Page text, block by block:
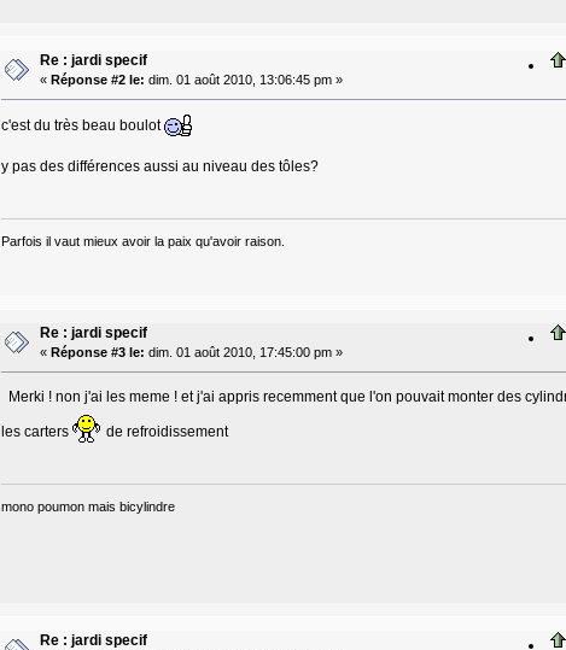
Re : jardi specif
« Réponse #2 le: dim. 01 août 2010, 13:06:45 pm »
c'est du très beau boulot
y pas des différences aussi au niveau des tôles?
Parfois il vaut mieux avoir la paix qu'avoir raison.
Re : jardi specif
« Réponse #3 le: dim. 01 août 2010, 17:45:00 pm »
Merki ! non j'ai les meme ! et j'ai appris recemment que l'on pouvait monter des
les carters de refroidissement
mono poumon mais bicylindre
Re : jardi specif